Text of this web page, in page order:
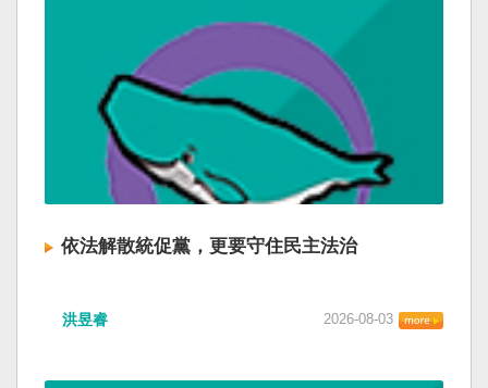
依法解散統促黨，更要守住民主法治
洪昱睿 2026-08-03